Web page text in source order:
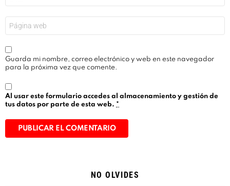
*
Guarda mi nombre, correo electrónico y web en este navegador
para la próxima vez que comente.
Al usar este formulario accedes al almacenamiento y gestión de
tus datos por parte de esta web. *
NO OLVIDES